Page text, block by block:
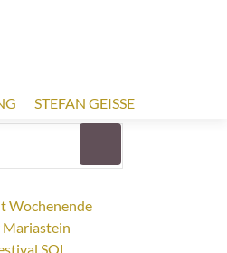
STEFAN GEISSE
Wochenende
SOL